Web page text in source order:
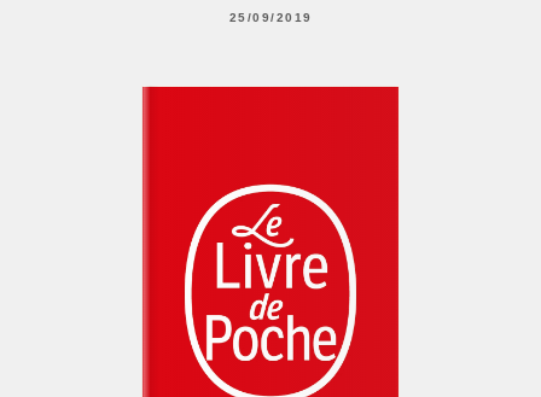
25/09/2019